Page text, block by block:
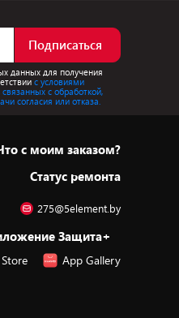
Подписаться
данных для получения
с условиями
с обработкой,
согласия или отказа.
с моим заказом?
Статус ремонта
275@5element.by
Защита+
App Gallery